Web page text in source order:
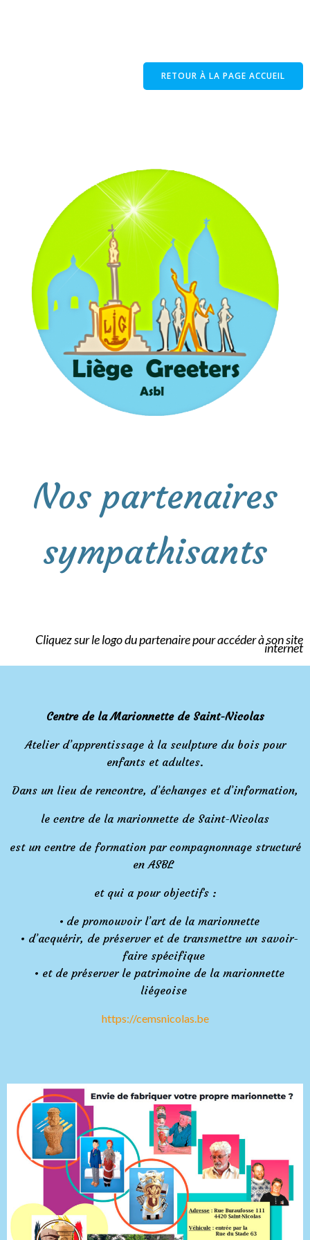
RETOUR À LA PAGE ACCUEIL
Nos partenaires
sympathisants
Cliquez sur le logo du partenaire pour accéder à son site
internet
Centre de la Marionnette de Saint-Nicolas
Atelier d’apprentissage à la sculpture du bois pour
enfants et adultes.
Dans un lieu de rencontre, d’échanges et d’information,
le centre de la marionnette de Saint-Nicolas
est un centre de formation par compagnonnage structuré
en ASBL
et qui a pour objectifs :
de promouvoir l’art de la marionnette
d’acquérir, de préserver et de transmettre un savoir-
faire spécifique
et de préserver le patrimoine de la marionnette
liégeoise
https://cemsnicolas.be